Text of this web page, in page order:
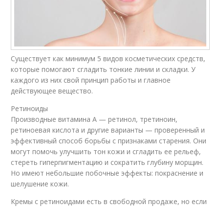
Существует как минимум 5 видов косметических средств,
которые помогают сгладить тонкие линии и складки. У
каждого из них свой принцип работы и главное
действующее вещество.
Ретиноиды
Производные витамина А — ретинол, третиноин,
ретиноевая кислота и другие варианты — проверенный и
эффективный способ борьбы с признаками старения. Они
могут помочь улучшить тон кожи и сгладить ее рельеф,
стереть гиперпигментацию и сократить глубину морщин.
Но имеют небольшие побочные эффекты: покраснение и
шелушение кожи.
Кремы с ретиноидами есть в свободной продаже, но если